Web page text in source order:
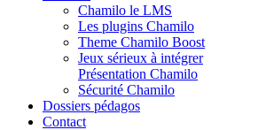
Chamilo le LMS
Les plugins Chamilo
Theme Chamilo Boost
Jeux sérieux à intégrer
Présentation Chamilo
Sécurité Chamilo
Dossiers pédagos
Contact